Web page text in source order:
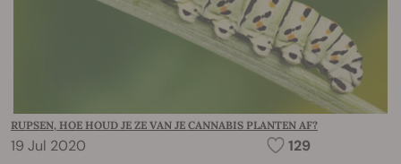
RUPSEN, HOE HOUD JE ZE VAN JE CANNABIS PLANTEN AF?
19 Jul 2020 129